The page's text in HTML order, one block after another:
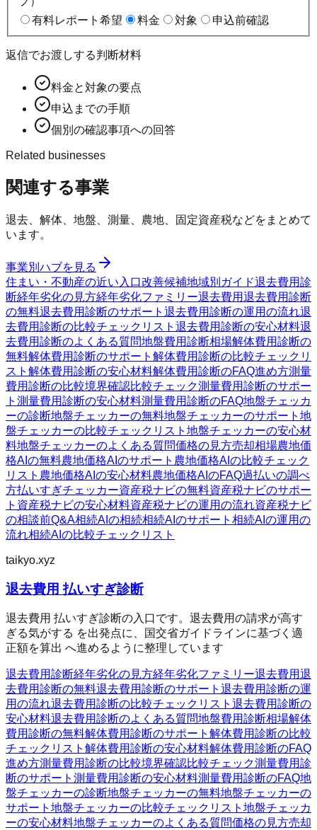
有料レポート希望
料金 対象 申込前確認
返信でお渡しする判断材料
料金と対象の要点
申込までの手順
個別の確認事項への回答
Related businesses
関連する事業
退去、解体、地盤、測量、農地、固定資産税などをまとめて
います。
事業別ハブを見る
住まい・不動産の近い入口改善候補地域別ガイド退去費用診
断経年劣化の見方経年劣化ファミリー退去費用退去費用診断
の無料退去費用診断のサポート 退去費用診断の運用の流れ退
去費用診断の比較チェックリスト 退去費用診断の安心材料退
去費用診断のよくある質問地盤費用診断相場解体費用診断の
無料解体費用診断のサポート 解体費用診断の比較チェックリ
スト 解体費用診断の安心材料解体費用診断のFAQ進め方測量
費用診断の比較境界確認比較チェック測量費用診断のサポー
ト 測量費用診断の安心材料測量費用診断のFAQ地盤チェッカ
ーの診断地盤チェッカーの無料地盤チェッカーのサポート 地
盤チェッカーの比較チェックリスト 地盤チェッカーの安心材
料地盤チェッカーのよくある質問価格の見方売却相場農地価
格AIの無料農地価格AIのサポート 農地価格AIの比較チェック
リスト 農地価格AIの安心材料農地価格AIのFAQ過払いの調べ
方払いすぎチェッカー資産税ナビの無料資産税ナビのサポー
ト 資産税ナビの安心材料資産税ナビの運用の流れ資産税ナビ
の相談前Q&A相続AIの相続相続AIのサポート 相続AIの運用の
流れ相続AIの比較チェックリスト
taikyo.xyz
退去費用 払いすぎ診断
退去費用 払いすぎ診断の入口です。退去費用の請求が高す
ぎる気がする を出発点に、国交省ガイドラインに基づく適
正額を算出 へ進めるように整理しています
退去費用診断経年劣化の見方経年劣化ファミリー退去費用退
去費用診断の無料退去費用診断のサポート 退去費用診断の運
用の流れ退去費用診断の比較チェックリスト 退去費用診断の
安心材料退去費用診断のよくある質問地盤費用診断相場解体
費用診断の無料解体費用診断のサポート 解体費用診断の比較
チェックリスト 解体費用診断の安心材料解体費用診断のFAQ
進め方測量費用診断の比較境界確認比較チェック測量費用診
断のサポート 測量費用診断の安心材料測量費用診断のFAQ地
盤チェッカーの診断地盤チェッカーの無料地盤チェッカーの
サポート 地盤チェッカーの比較チェックリスト 地盤チェッカ
ーの安心材料地盤チェッカーのよくある質問価格の見方売却